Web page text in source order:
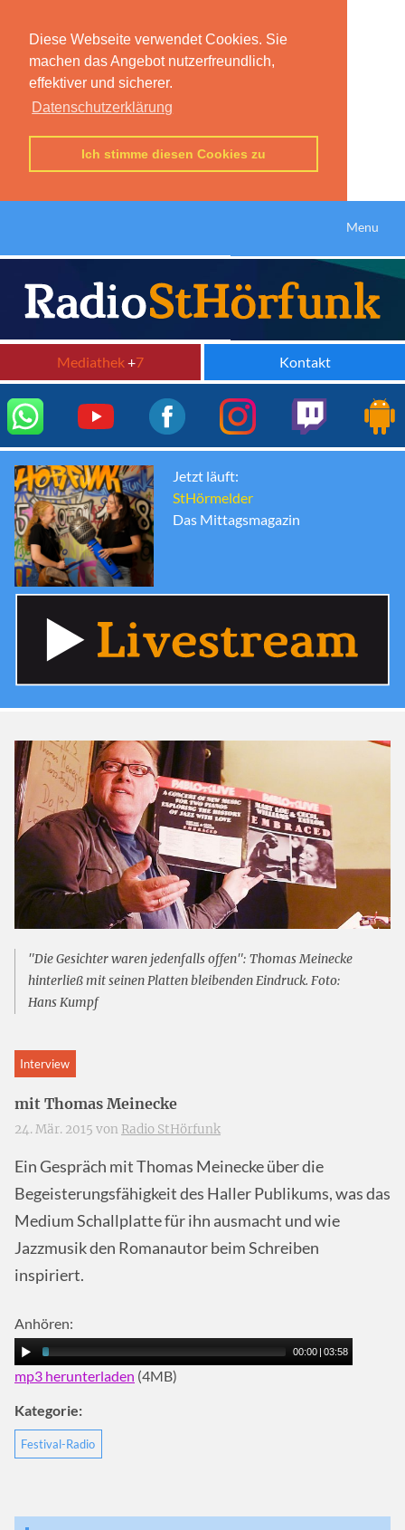
Diese Webseite verwendet Cookies. Sie
machen das Angebot nutzerfreundlich,
effektiver und sicherer.
Datenschutzerklärung
Ich stimme diesen Cookies zu
Menu
Mediathek+7 Kontakt
Jetzt läuft:
StHörmelder
Das Mittagsmagazin
"Die Gesichter waren jedenfalls offen": Thomas Meinecke
hinterließ mit seinen Platten bleibenden Eindruck. Foto:
Hans Kumpf
Interview
mit Thomas Meinecke
24. Mär. 2015 von Radio StHörfunk
Ein Gespräch mit Thomas Meinecke über die
Begeisterungsfähigkeit des Haller Publikums, was das
Medium Schallplatte für ihn ausmacht und wie
Jazzmusik den Romanautor beim Schreiben
inspiriert.
Anhören:
00:00 | 03:58
mp3 herunterladen (4MB)
Kategorie:
Festival-Radio